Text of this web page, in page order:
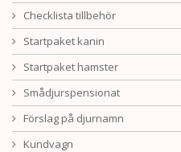
Checklista tillbehör
Startpaket kanin
Startpaket hamster
Smådjurspensionat
Förslag på djurnamn
Kundvagn